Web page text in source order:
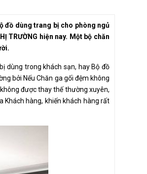
đồ dùng trang bị cho phòng ngủ
TRƯỜNG hiện nay. Một bộ chăn
dùng trong khách sạn, hay Bộ đồ
bởi Nếu Chăn ga gối đệm không
được thay thế thường xuyên,
hàng, khiến khách hàng rất